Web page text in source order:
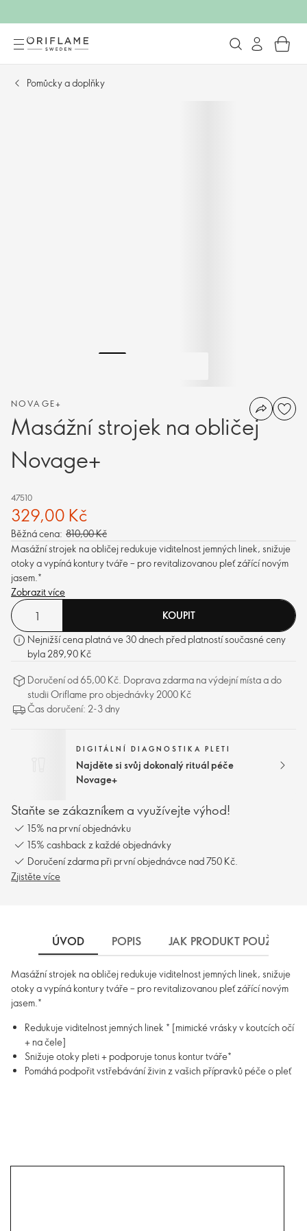
Pomůcky a doplňky
NOVAGE+
Masážní strojek na obličej
Novage+
47510
329,00 Kč
Běžná cena: 810,00 Kč
Masážní strojek na obličej redukuje viditelnost jemných linek, snižuje
otoky a vypíná kontury tváře – pro revitalizovanou pleť zářící novým
jasem.*
Zobrazit více
KOUPIT
Nejnižší cena platná ve 30 dnech před platností současné ceny
byla 289,90 Kč
Doručení od 65,00 Kč. Doprava zdarma na výdejní místa a do
studii Oriflame pro objednávky 2000 Kč
Čas doručení: 2-3 dny
DIGITÁLNÍ DIAGNOSTIKA PLETI
Najděte si svůj dokonalý rituál péče
Novage+
Staňte se zákazníkem a využívejte výhod!
15% na první objednávku
15% cashback z každé objednávky
Doručení zdarma při první objednávce nad 750 Kč.
Zjistěte více
ÚVOD POPIS JAK PRODUKT POUŽÍVAT
Masážní strojek na obličej redukuje viditelnost jemných linek, snižuje
otoky a vypíná kontury tváře – pro revitalizovanou pleť zářící novým
jasem.*
Redukuje viditelnost jemných linek * [mimické vrásky v koutcích očí
+ na čele]
Snižuje otoky pleti + podporuje tonus kontur tváře*
Pomáhá podpořit vstřebávání živin z vašich přípravků péče o pleť